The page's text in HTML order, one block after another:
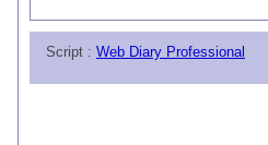
Script : Web Diary Professional